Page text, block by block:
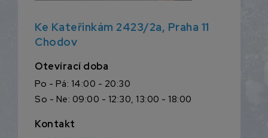
Ke Kateřinkám 2423/2a, Praha 11
Chodov
Otevírací doba
Po - Pá: 14:00 - 20:30
So - Ne: 09:00 - 12:30, 13:00 - 18:00
Kontakt